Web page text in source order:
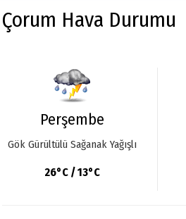
Anketler
Çorum Hava Durumu
Perşembe
Gök Gürültülü Sağanak Yağışlı
26°C / 13°C